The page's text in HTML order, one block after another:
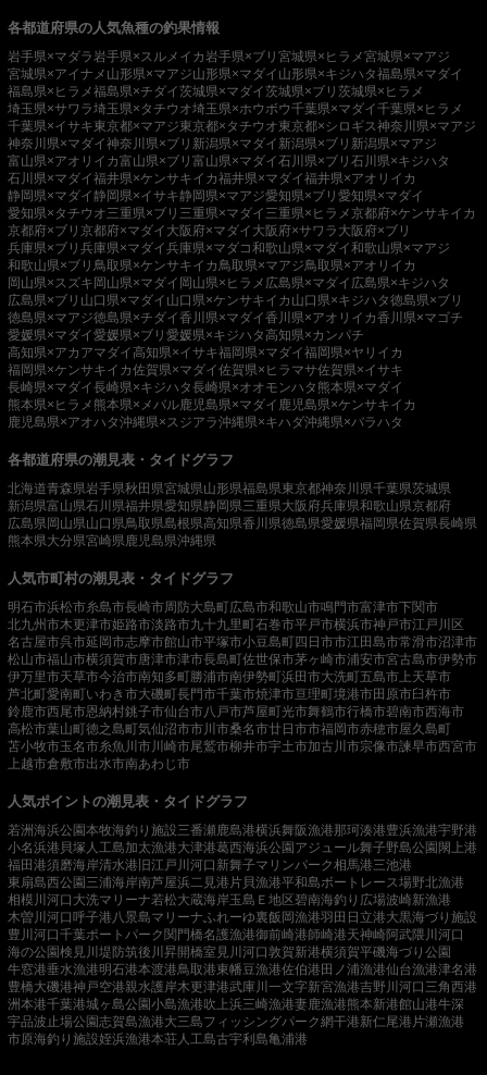
各都道府県の人気魚種の釣果情報
岩手県×マダラ岩手県×スルメイカ岩手県×ブリ 宮城県×ヒラメ宮城県×マアジ
宮城県×アイナメ 山形県×マアジ山形県×マダイ 山形県×キジハタ福島県×マダイ
福島県×ヒラメ福島県×チダイ茨城県×マダイ茨城県×ブリ 茨城県×ヒラメ
埼玉県×サワラ埼玉県×タチウオ埼玉県×ホウボウ千葉県×マダイ千葉県×ヒラメ
千葉県×イサキ東京都×マアジ東京都×タチウオ東京都×シロギス神奈川県×マアジ
神奈川県×マダイ神奈川県×ブリ 新潟県×マダイ 新潟県×ブリ 新潟県×マアジ
富山県×アオリイカ富山県×ブリ 富山県×マダイ石川県×ブリ 石川県×キジハタ
石川県×マダイ福井県×ケンサキイカ福井県×マダイ福井県×アオリイカ
静岡県×マダイ 静岡県×イサキ静岡県×マアジ愛知県×ブリ 愛知県×マダイ
愛知県×タチウオ三重県×ブリ 三重県×マダイ 三重県×ヒラメ京都府×ケンサキイカ
京都府×ブリ 京都府×マダイ 大阪府×マダイ 大阪府×サワラ 大阪府×ブリ
兵庫県×ブリ 兵庫県×マダイ兵庫県×マダコ和歌山県×マダイ和歌山県×マアジ
和歌山県×ブリ 鳥取県×ケンサキイカ鳥取県×マアジ鳥取県×アオリイカ
岡山県×スズキ 岡山県×マダイ 岡山県×ヒラメ 広島県×マダイ 広島県×キジハタ
広島県×ブリ 山口県×マダイ 山口県×ケンサキイカ 山口県×キジハタ徳島県×ブリ
徳島県×マアジ徳島県×チダイ香川県×マダイ香川県×アオリイカ香川県×マゴチ
愛媛県×マダイ愛媛県×ブリ 愛媛県×キジハタ高知県×カンパチ
高知県×アカアマダイ高知県×イサキ福岡県×マダイ福岡県×ヤリイカ
福岡県×ケンサキイカ佐賀県×マダイ佐賀県×ヒラマサ佐賀県×イサキ
長崎県×マダイ長崎県×キジハタ長崎県×オオモンハタ 熊本県×マダイ
熊本県×ヒラメ 熊本県×メバル鹿児島県×マダイ 鹿児島県×ケンサキイカ
鹿児島県×アオハタ沖縄県×スジアラ沖縄県×キハダ沖縄県×バラハタ
各都道府県の潮見表・タイドグラフ
北海道青森県岩手県秋田県宮城県山形県福島県東京都神奈川県千葉県茨城県
新潟県富山県石川県福井県愛知県静岡県三重県大阪府兵庫県和歌山県京都府
広島県岡山県山口県鳥取県島根県高知県香川県徳島県愛媛県福岡県佐賀県長崎県
熊本県大分県宮崎県鹿児島県沖縄県
人気市町村の潮見表・タイドグラフ
明石市浜松市糸島市長崎市周防大島町広島市和歌山市鳴門市富津市下関市
北九州市木更津市姫路市淡路市九十九里町石巻市平戸市横浜市神戸市江戸川区
名古屋市呉市延岡市志摩市館山市平塚市小豆島町四日市市江田島市常滑市沼津市
松山市福山市横須賀市唐津市津市長島町佐世保市茅ヶ崎市浦安市宮古島市伊勢市
伊万里市天草市今治市南知多町勝浦市南伊勢町浜田市大洗町五島市 上天草市
芦北町愛南町いわき市大磯町長門市千葉市焼津市亘理町境港市田原市臼杵市
鈴鹿市西尾市恩納村銚子市仙台市八戸市芦屋町光市舞鶴市行橋市碧南市西海市
高松市葉山町徳之島町気仙沼市市川市桑名市廿日市市福岡市赤穂市屋久島町
苫小牧市玉名市糸魚川市川崎市尾鷲市柳井市宇土市加古川市宗像市諫早市西宮市
上越市倉敷市出水市南あわじ市
人気ポイントの潮見表・タイドグラフ
若洲海浜公園本牧海釣り施設三番瀬鹿島港横浜舞阪漁港那珂湊港豊浜漁港宇野港
小名浜港 貝塚人工島加太漁港大津港葛西海浜公園 アジュール舞子野島公園 閖上港
福田港須磨海岸清水港 旧江戸川河口 新舞子マリンパーク相馬港三池港
東扇島西公園 三浦海岸南芦屋浜二見港 片貝漁港平和島ボートレース場野北漁港
相模川河口 大洗マリーナ若松大蔵海岸玉島Ｅ地区碧南海釣り広場波崎新漁港
木曽川河口呼子港八景島マリーナふれーゆ裏飯岡漁港羽田 日立港大黒海づり施設
豊川河口千葉ポートパーク 関門橋名護漁港御前崎港師崎港天神崎 阿武隈川河口
海の公園検見川堤防筑後川昇開橋室見川河口敦賀新港横須賀平磯海づり公園
牛窓港垂水漁港明石港本渡港鳥取港東幡豆漁港佐伯港 田ノ浦漁港仙台漁港津名港
豊橋大磯港神戸空港親水護岸木更津港武庫川一文字新宮漁港吉野川河口 三角西港
洲本港千葉港城ヶ島公園小島漁港吹上浜三崎漁港妻鹿漁港熊本新港館山港牛深
宇品波止場公園志賀島漁港大三島フィッシングパーク網干港新仁尾港 片瀬漁港
市原海釣り施設姪浜漁港本荘人工島古宇利島亀浦港